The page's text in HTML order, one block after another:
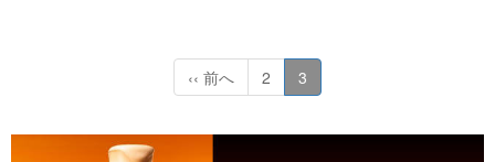
‹‹ 前へ 2 3